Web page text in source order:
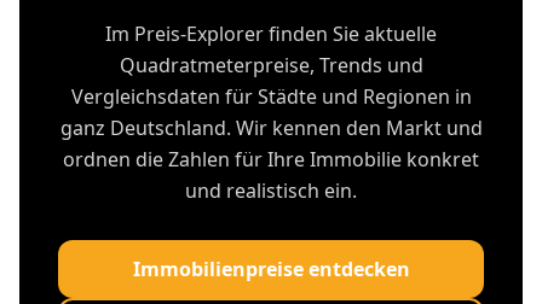
Im Preis-Explorer finden Sie aktuelle
Quadratmeterpreise, Trends und
Vergleichsdaten für Städte und Regionen in
ganz Deutschland. Wir kennen den Markt und
ordnen die Zahlen für Ihre Immobilie konkret
und realistisch ein.
Immobilienpreise entdecken